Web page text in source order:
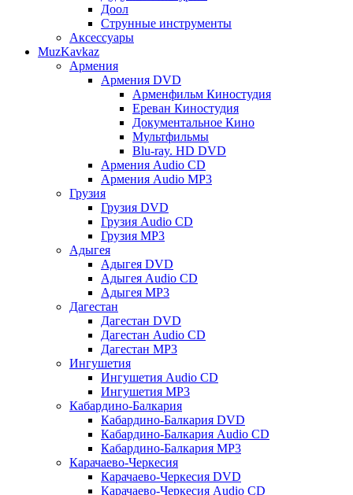
Доол
Струнные инструменты
Аксессуары
MuzKavkaz
Армения
Армения DVD
Арменфильм Киностудия
Ереван Киностудия
Документальное Кино
Мультфильмы
Blu-ray. HD DVD
Армения Audio CD
Армения Audio MP3
Грузия
Грузия DVD
Грузия Audio CD
Грузия MP3
Адыгея
Адыгея DVD
Адыгея Audio CD
Адыгея MP3
Дагестан
Дагестан DVD
Дагестан Audio CD
Дагестан MP3
Ингушетия
Ингушетия Audio CD
Ингушетия MP3
Кабардино-Балкария
Кабардино-Балкария DVD
Кабардино-Балкария Audio CD
Кабардино-Балкария MP3
Карачаево-Черкесия
Карачаево-Черкесия DVD
Карачаево-Черкесия Audio CD